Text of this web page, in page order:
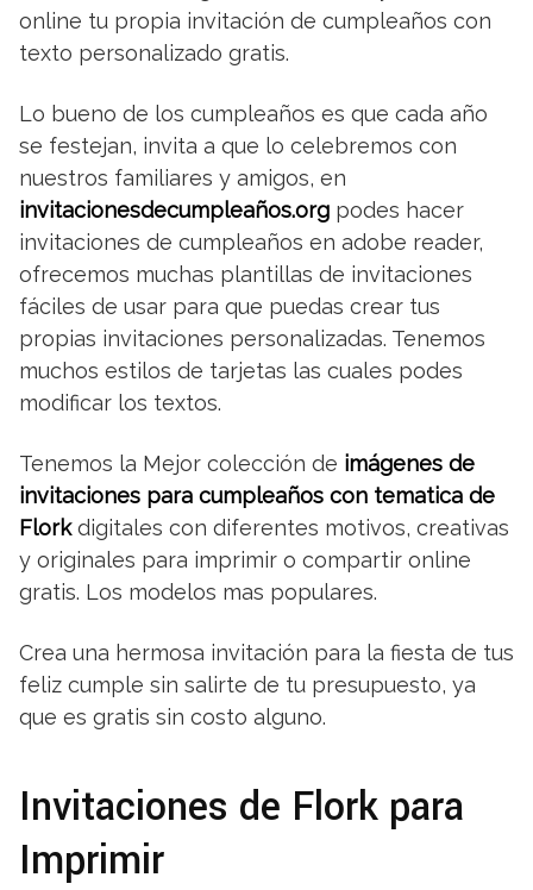
online tu propia invitación de cumpleaños con
texto personalizado gratis.
Lo bueno de los cumpleaños es que cada año
se festejan, invita a que lo celebremos con
nuestros familiares y amigos, en
invitacionesdecumpleaños.org podes hacer
invitaciones de cumpleaños en adobe reader,
ofrecemos muchas plantillas de invitaciones
fáciles de usar para que puedas crear tus
propias invitaciones personalizadas. Tenemos
muchos estilos de tarjetas las cuales podes
modificar los textos.
Tenemos la Mejor colección de imágenes de
invitaciones para cumpleaños con tematica de
Florkdigitales con diferentes motivos, creativas
y originales para imprimir o compartir online
gratis. Los modelos mas populares.
Crea una hermosa invitación para la fiesta de tus
feliz cumple sin salirte de tu presupuesto, ya
que es gratis sin costo alguno.
Invitaciones de Flork para
Imprimir